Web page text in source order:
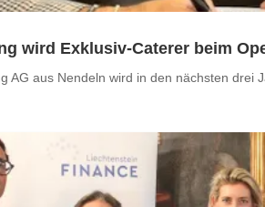
wird Exklusiv-Caterer beim
AG aus Nendeln wird in den nächsten drei